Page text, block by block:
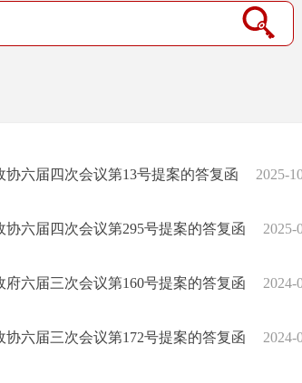
六届四次会议第13号提案的答复函 2025-
六届四次会议第295号提案的答复函 2025-
六届三次会议第160号提案的答复函 2024-
六届三次会议第172号提案的答复函 2024-